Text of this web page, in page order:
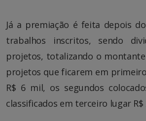
Já a premiação é feita depois
trabalhos inscritos, sendo
projetos, totalizando o montante
projetos que ficarem em
R$ 6 mil, os segundos
classificados em terceiro lugar R$